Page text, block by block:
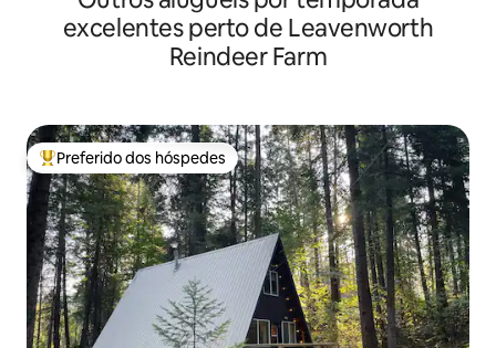
excelentes perto de Leavenworth
Reindeer Farm
Entre os melhores preferidos dos hóspedes
Preferido dos hóspedes